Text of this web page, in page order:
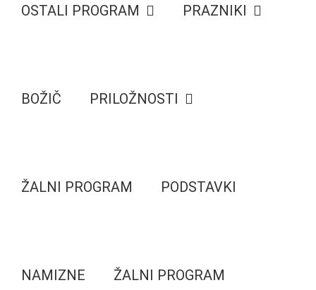
OSTALI PROGRAM PRAZNIKI
BOŽIČ PRILOŽNOSTI
ŽALNI PROGRAM PODSTAVKI
NAMIZNE ŽALNI PROGRAM